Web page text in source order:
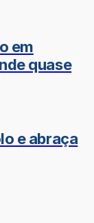
em
quase
e abraça